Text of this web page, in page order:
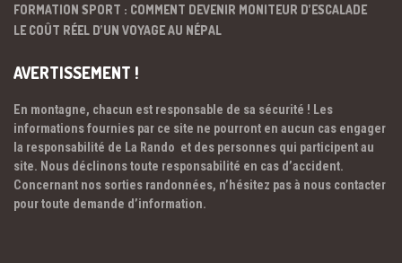
FORMATION SPORT : COMMENT DEVENIR MONITEUR D’ESCALADE
LE COÛT RÉEL D’UN VOYAGE AU NÉPAL
AVERTISSEMENT !
En montagne, chacun est responsable de sa sécurité ! Les
informations fournies par ce site ne pourront en aucun cas engager
la responsabilité de La Rando et des personnes qui participent au
site. Nous déclinons toute responsabilité en cas d’accident.
Concernant nos sorties randonnées, n’hésitez pas à nous contacter
pour toute demande d’information.